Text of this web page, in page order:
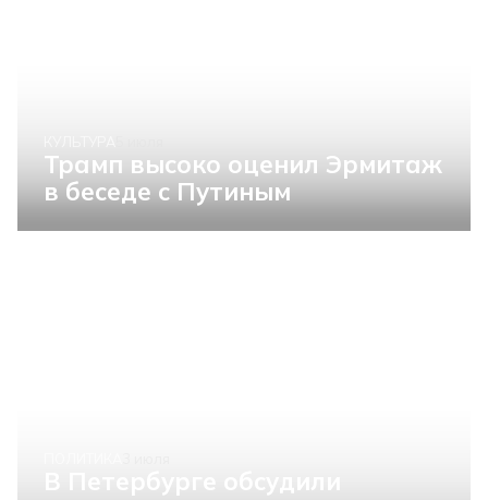
Трамп высоко оценил Эрмитаж
в беседе с Путиным